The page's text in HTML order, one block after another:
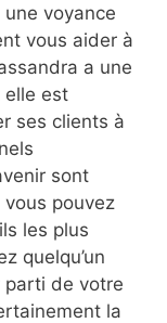
voyance
vous aider à
a une
elle est
ses clients à
sont
pouvez
les plus
quelqu’un
parti de votre
la